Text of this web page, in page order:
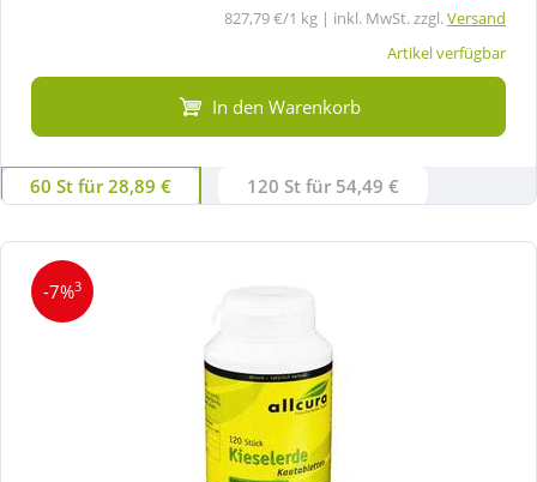
827,79 €/1 kg | inkl. MwSt. zzgl.Versand
Artikel verfügbar
In den Warenkorb
60 St für 28,89 € 120 St für 54,49 €
-7%3